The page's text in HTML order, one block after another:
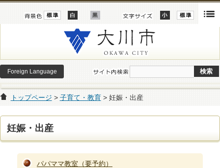
Foreign Language
トップページ > 子育て・教育> 妊娠・出産
妊娠・出産
パパママ教室（要予約）